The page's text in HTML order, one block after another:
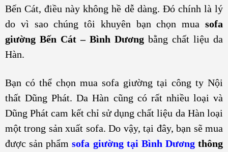
Bến Cát, điều này không hề dễ dàng. Đó chính là lý
do vì sao chúng tôi khuyên bạn chọn mua sofa
giường Bến Cát – Bình Dương bằng chất liệu da
Hàn.
Bạn có thể chọn mua sofa giường tại công ty Nội
thất Dũng Phát. Da Hàn cũng có rất nhiều loại và
Dũng Phát cam kết chỉ sử dụng chất liệu da Hàn loại
một trong sản xuất sofa. Do vậy, tại đây, bạn sẽ mua
được sản phẩm sofa giường tại Bình Dương thông